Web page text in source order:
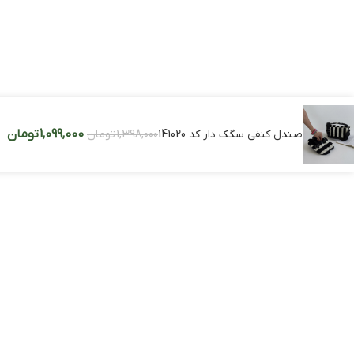
صندل کنفی سگک دار کد 141020 1,398,000تومان 1,099,000تومان